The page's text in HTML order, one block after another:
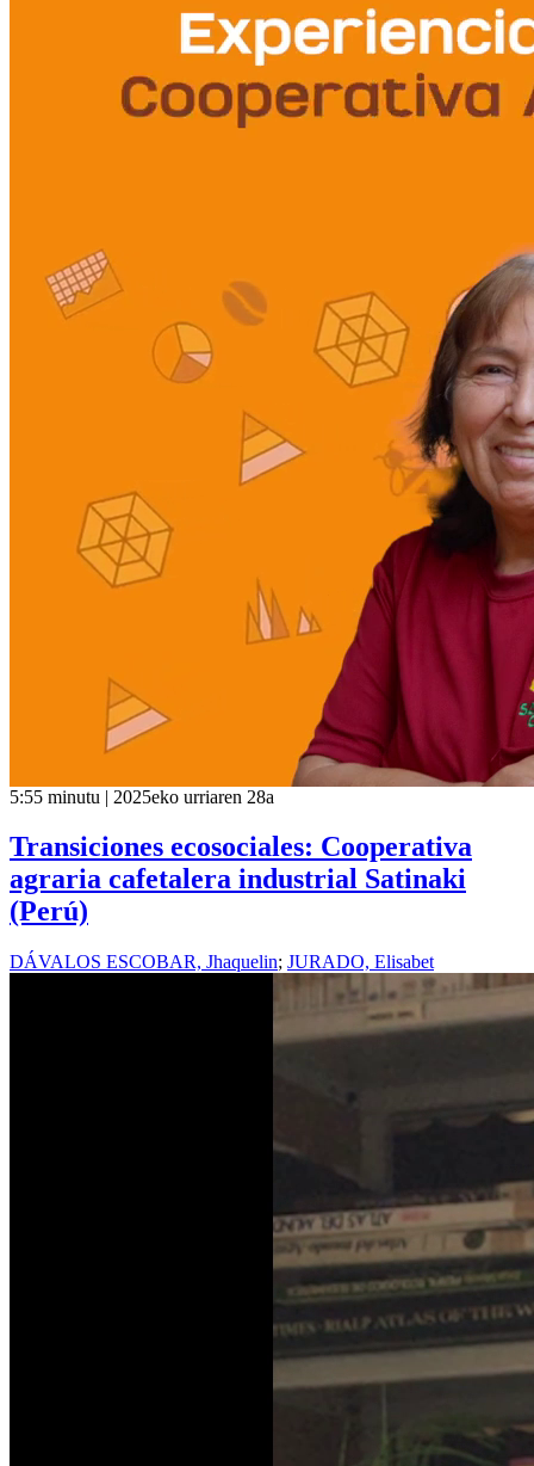
5:55 minutu | 2025eko urriaren 28a
Transiciones ecosociales: Cooperativa
agraria cafetalera industrial Satinaki
(Perú)
DÁVALOS ESCOBAR, Jhaquelin; JURADO, Elisabet